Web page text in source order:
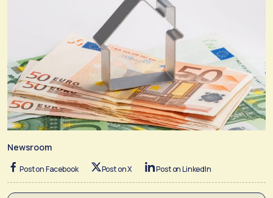
Newsroom
Post on Facebook Post on X Post on LinkedIn